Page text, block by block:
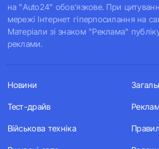
на "Auto24" обов'язкове. При
мережі Інтернет гіперпосилання на
Матеріали зі знаком "Реклама"
реклами.
Новини
Тест-драйв
Військова техніка